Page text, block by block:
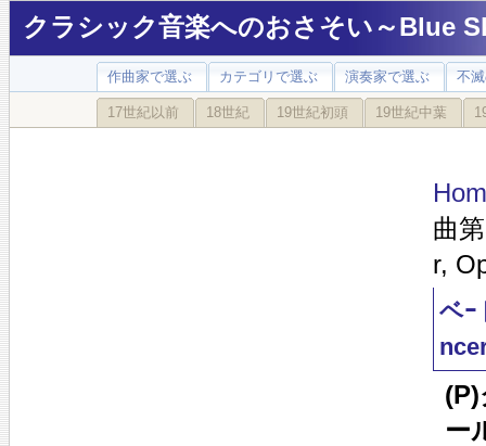
クラシック音楽へのおさそい～Blue
作曲家で選ぶ カテゴリで選ぶ 演奏家で選ぶ 不
17世紀以前 18世紀 19世紀初頭 19世紀中葉
曲
r,
ベｰ
ー